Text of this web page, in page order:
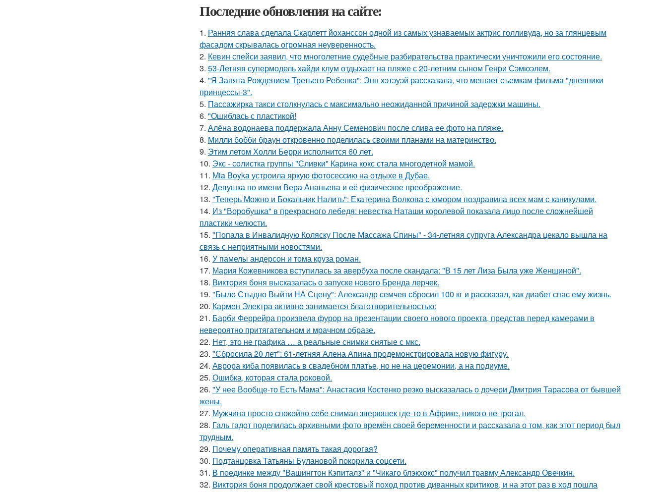
Последние обновления на сайте:
1. Ранняя слава сделала Скарлетт йоханссон одной из самых узнаваемых актрис голливуда, но за глянцевым
фасадом скрывалась огромная неуверенность.
2. Кевин спейси заявил, что многолетние судебные разбирательства практически уничтожили его состояние.
3. 53-Летняя супермодель хайди клум отдыхает на пляже с 20-летним сыном Генри Сэмюэлем.
4. "Я Занята Рождением Третьего Ребенка": Энн хэтэуэй рассказала, что мешает съемкам фильма "дневники
принцессы-3".
5. Пассажирка такси столкнулась с максимально неожиданной причиной задержки машины.
6. "Ошиблась с пластикой!
7. Алёна водонаева поддержала Анну Семенович после слива ее фото на пляже.
8. Милли бобби браун откровенно поделилась своими планами на материнство.
9. Этим летом Холли Берри исполнится 60 лет.
10. Экс - солистка группы "Сливки" Карина кокс стала многодетной мамой.
11. Mia Boyka устроила яркую фотосессию на отдыхе в Дубае.
12. Девушка по имени Вера Ананьева и её физическое преображение.
13. "Теперь Можно и Бокальчик Налить": Екатерина Волкова с юмором поздравила всех мам с каникулами.
14. Из "Воробушка" в прекрасного лебедя: невестка Наташи королевой показала лицо после сложнейшей
пластики челюсти.
15. "Попала в Инвалидную Коляску После Массажа Спины" - 34-летняя супруга Александра цекало вышла на
связь с неприятными новостями.
16. У памелы андерсон и тома круза роман.
17. Мария Кожевникова вступилась за авербуха после скандала: "В 15 лет Лиза Была уже Женщиной".
18. Виктория боня высказалась о запуске нового Бренда лерчек.
19. "Было Стыдно Выйти НА Сцену": Александр семчев сбросил 100 кг и рассказал, как диабет спас ему жизнь.
20. Кармен Электра активно занимается благотворительностью:
21. Барби Феррейра произвела фурор на презентации своего нового проекта, представ перед камерами в
невероятно притягательном и мрачном образе.
22. Нет, это не графика … а реальные снимки снятые с мкс.
23. "Сбросила 20 лет": 61-летняя Алена Апина продемонстрировала новую фигуру.
24. Аврора киба появилась в свадебном платье, но не на церемонии, а на подиуме.
25. Ошибка, которая стала роковой.
26. "У нее Вообще-то Есть Мама": Анастасия Костенко резко высказалась о дочери Дмитрия Тарасова от бывшей
жены.
27. Мужчина просто спокойно себе снимал зверюшек где-то в Африке, никого не трогал.
28. Галь гадот поделилась архивными фото времён своей беременности и рассказала о том, как этот период был
трудным.
29. Почему оперативная память такая дорогая?
30. Подтанцовка Татьяны Булановой покорила соцсети.
31. В поединке между "Вашингтон Кэпиталз" и "Чикаго блэкхокс" получил травму Александр Овечкин.
32. Виктория боня продолжает свой крестовый поход против диванных критиков, и на этот раз в ход пошла